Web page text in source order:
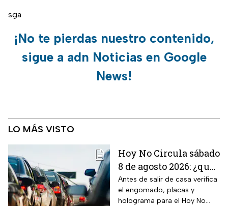
sga
¡No te pierdas nuestro contenido,
sigue a adn Noticias en Google
News!
LO MÁS VISTO
Hoy No Circula sábado
8 de agosto 2026: ¿qué
autos no circulan en
CDMX y Edomex?
Antes de salir de casa verifica
el engomado, placas y
holograma para el Hoy No